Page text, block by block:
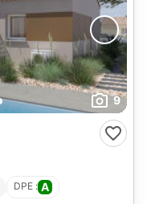
9
DPE : A